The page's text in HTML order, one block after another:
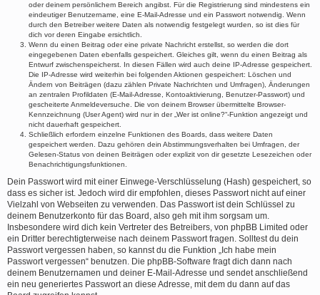
oder deinem persönlichem Bereich angibst. Für die Registrierung sind mindestens ein
eindeutiger Benutzername, eine E-Mail-Adresse und ein Passwort notwendig. Wenn
durch den Betreiber weitere Daten als notwendig festgelegt wurden, so ist dies für
dich vor deren Eingabe ersichtlich.
Wenn du einen Beitrag oder eine private Nachricht erstellst, so werden die dort
eingegebenen Daten ebenfalls gespeichert. Gleiches gilt, wenn du einen Beitrag als
Entwurf zwischenspeicherst. In diesen Fällen wird auch deine IP-Adresse gespeichert.
Die IP-Adresse wird weiterhin bei folgenden Aktionen gespeichert: Löschen und
Ändern von Beiträgen (dazu zählen Private Nachrichten und Umfragen), Änderungen
an zentralen Profildaten (E-Mail-Adresse, Kontoaktivierung, Benutzer-Passwort) und
gescheiterte Anmeldeversuche. Die von deinem Browser übermittelte Browser-
Kennzeichnung (User Agent) wird nur in der „Wer ist online?“-Funktion angezeigt und
nicht dauerhaft gespeichert.
Schließlich erfordern einzelne Funktionen des Boards, dass weitere Daten
gespeichert werden. Dazu gehören dein Abstimmungsverhalten bei Umfragen, der
Gelesen-Status von deinen Beiträgen oder explizit von dir gesetzte Lesezeichen oder
Benachrichtigungsfunktionen.
Dein Passwort wird mit einer Einwege-Verschlüsselung (Hash) gespeichert, so
dass es sicher ist. Jedoch wird dir empfohlen, dieses Passwort nicht auf einer
Vielzahl von Webseiten zu verwenden. Das Passwort ist dein Schlüssel zu
deinem Benutzerkonto für das Board, also geh mit ihm sorgsam um.
Insbesondere wird dich kein Vertreter des Betreibers, von phpBB Limited oder
ein Dritter berechtigterweise nach deinem Passwort fragen. Solltest du dein
Passwort vergessen haben, so kannst du die Funktion „Ich habe mein
Passwort vergessen“ benutzen. Die phpBB-Software fragt dich dann nach
deinem Benutzernamen und deiner E-Mail-Adresse und sendet anschließend
ein neu generiertes Passwort an diese Adresse, mit dem du dann auf das